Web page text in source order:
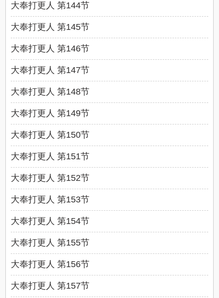
大奉打更人 第144节
大奉打更人 第145节
大奉打更人 第146节
大奉打更人 第147节
大奉打更人 第148节
大奉打更人 第149节
大奉打更人 第150节
大奉打更人 第151节
大奉打更人 第152节
大奉打更人 第153节
大奉打更人 第154节
大奉打更人 第155节
大奉打更人 第156节
大奉打更人 第157节